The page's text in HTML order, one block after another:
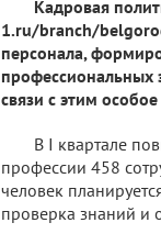
Кадровая
1.ru/branch/
персонала,
профессиональных
связи с этим
В I квартале
профессии 458
человек
проверка знаний и